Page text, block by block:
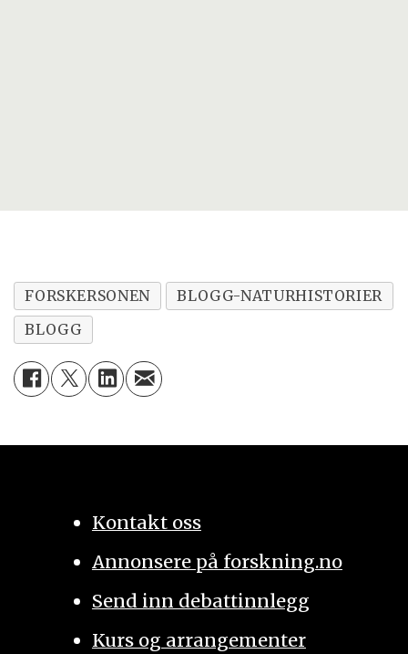
FORSKERSONEN
BLOGG-NATURHISTORIER
BLOGG
Kontakt oss
Annonsere på forskning.no
Send inn debattinnlegg
Kurs og arrangementer